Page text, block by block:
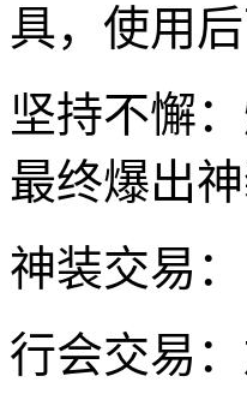
具，使用
坚持不懈
最终爆出神
神装交易：
行会交易